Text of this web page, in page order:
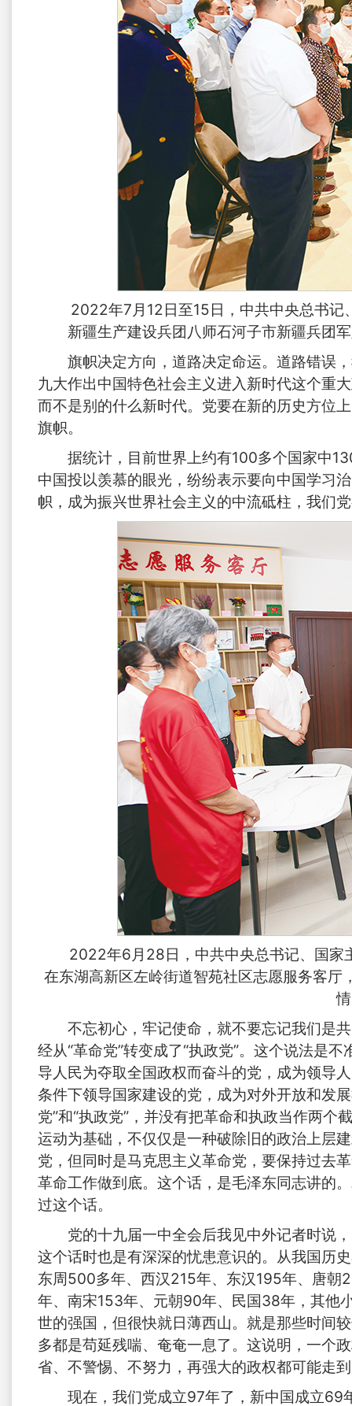
2022年7月12日至15日，中共中央总书记
新疆生产建设兵团八师石河子市新疆兵团
旗帜决定方向，道路决定命运。道路错误
九大作出中国特色社会主义进入新时代这个重
而不是别的什么新时代。党要在新的历史方位
旗帜。
据统计，目前世界上约有100多个国家中
中国投以羡慕的眼光，纷纷表示要向中国学习
帜，成为振兴世界社会主义的中流砥柱，我们
2022年6月28日，中共中央总书记、国家
在东湖高新区左岭街道智苑社区志愿服务客
不忘初心，牢记使命，就不要忘记我们是
经从“革命党”转变成了“执政党”。这个说法是
导人民为夺取全国政权而奋斗的党，成为领导
条件下领导国家建设的党，成为对外开放和发
党”和“执政党”，并没有把革命和执政当作两
运动为基础，不仅仅是一种破除旧的政治上层
党，但同时是马克思主义革命党，要保持过去
革命工作做到底。这个话，是毛泽东同志讲的
过这个话。
党的十九届一中全会后我见中外记者时说
这个话时也是有深深的忧患意识的。从我国历
东周500多年、西汉215年、东汉195年、唐
年、南宋153年、元朝90年、民国38年，其他
世的强国，但很快就日薄西山。就是那些时间
多都是苟延残喘、奄奄一息了。这说明，一个
省、不警惕、不努力，再强大的政权都可能走
现在，我们党成立97年了，新中国成立69